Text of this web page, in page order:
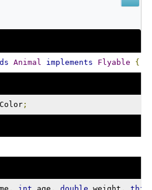
Animal implements Flyable {
;